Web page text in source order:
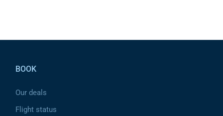
BOOK
Our deals
Flight status